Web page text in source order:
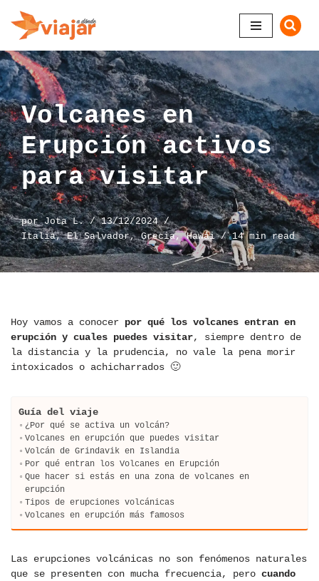
Saltar
al
contenido
Volcanes en
Erupción activos
para visitar
porJota L.
13/12/2024
Italia,El Salvador,Grecia,Hawái 14 min read
Hoy vamos a conocer por qué los volcanes entran en
erupción y cuales puedes visitar, siempre dentro de
la distancia y la prudencia, no vale la pena morir
intoxicados o achicharrados 🙂
Guía del viaje
¿Por qué se activa un volcán?
Volcanes en erupción que puedes visitar
Volcán de Grindavik en Islandia
Por qué entran los Volcanes en Erupción
Que hacer si estás en una zona de volcanes en
erupción
Tipos de erupciones volcánicas
Volcanes en erupción más famosos
Las erupciones volcánicas no son fenómenos naturales
que se presenten con mucha frecuencia, pero cuando